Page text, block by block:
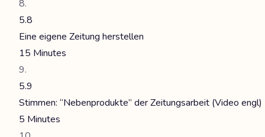
5.8
Eine eigene Zeitung herstellen
15 Minutes
5.9
Stimmen: “Nebenprodukte” der Zeitungsarbeit (Video engl)
5 Minutes